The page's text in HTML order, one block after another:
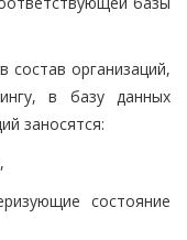
состав организаций,
в базу данных
заносятся:
состояние